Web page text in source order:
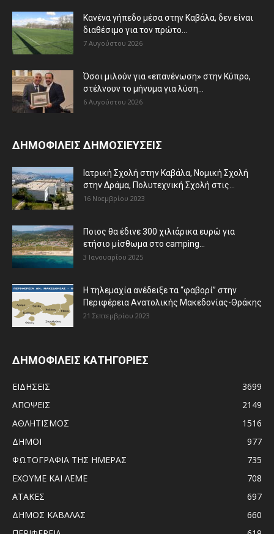
Κανένα γήπεδο μέσα στην Καβάλα, δεν είναι
διαθέσιμο για τον πρώτο...
7 Αυγούστου 2026
Όσοι μιλούν για «επανένωση» στην Κύπρο,
στέλνουν το μήνυμα για λύση...
6 Αυγούστου 2026
ΔΗΜΟΦΙΛΕΙΣ ΔΗΜΟΣΙΕΥΣΕΙΣ
Ιατρική Σχολή στην Καβάλα, Νομική Σχολή
στην Δράμα, Πολυτεχνική Σχολή στις...
16 Νοεμβρίου 2023
Ποιος θα έδινε 300 χιλιάρικα ευρώ για
ετήσιο μίσθωμα στο camping...
3 Ιανουαρίου 2025
Η τηλεμαχία ανέδειξε τα “φαβορί” στην
Περιφέρεια Ανατολικής Μακεδονίας-Θράκης
21 Σεπτεμβρίου 2023
ΔΗΜΟΦΙΛΕΙΣ ΚΑΤΗΓΟΡΙΕΣ
ΕΙΔΗΣΕΙΣ
3699
ΑΠΟΨΕΙΣ
2149
ΑΘΛΗΤΙΣΜΟΣ
1516
ΔΗΜΟΙ
977
ΦΩΤΟΓΡΑΦΙΑ ΤΗΣ ΗΜΕΡΑΣ
735
ΕΧΟΥΜΕ ΚΑΙ ΛΕΜΕ
708
ΑΤΑΚΕΣ
697
ΔΗΜΟΣ ΚΑΒΑΛΑΣ
660